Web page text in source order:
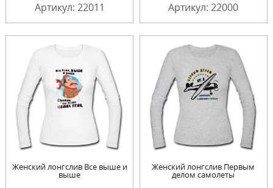
Артикул: 22011 Артикул: 22000
Женский лонгслив Все выше и
выше
Женский лонгслив Первым
делом самолеты